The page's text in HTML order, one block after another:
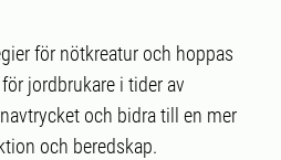
för nötkreatur och hoppas
jordbrukare i tider av
och bidra till en mer
och beredskap.